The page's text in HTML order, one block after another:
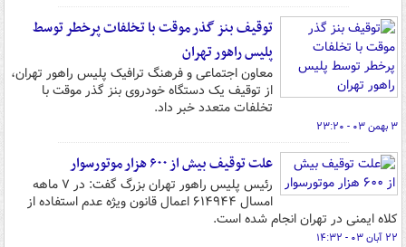
توقیف بنز گذر موقت با تخلفات پرخطر توسط
پلیس راهور تهران
معاون اجتماعی و فرهنگ ترافیک پلیس راهور تهران،
از توقیف یک دستگاه خودروی بنز گذر موقت با
تخلفات متعدد خبر داد.
۳ بهمن ۰۳ - ۲۳:۲۰
علت توقیف بیش از ۶۰۰ هزار موتورسوار
رئیس پلیس راهور تهران بزرگ گفت: در ۷ ماهه
امسال ۶۱۴۹۴۴ اعمال قانون ویژه عدم استفاده از
کلاه ایمنی در تهران انجام شده است.
۲۲ آبان ۰۳ - ۱۴:۳۲